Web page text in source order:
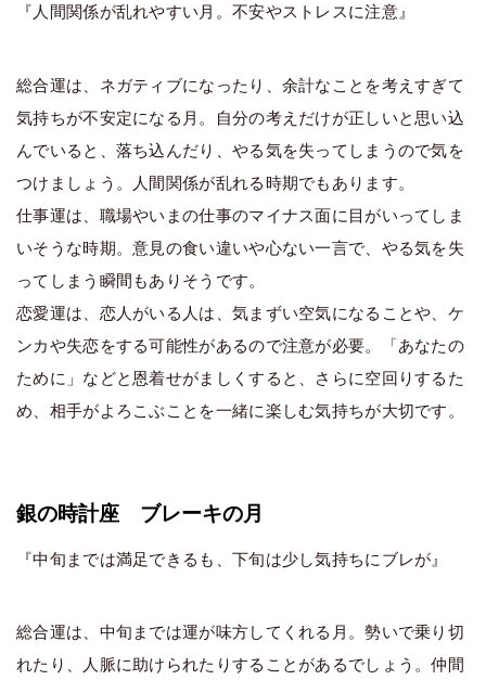
『人間関係が乱れやすい月。不安やストレスに注意』
総合運は、ネガティブになったり、余計なことを考えすぎて
気持ちが不安定になる月。自分の考えだけが正しいと思い込
んでいると、落ち込んだり、やる気を失ってしまうので気を
つけましょう。人間関係が乱れる時期でもあります。
仕事運は、職場やいまの仕事のマイナス面に目がいってしま
いそうな時期。意見の食い違いや心ない一言で、やる気を失
ってしまう瞬間もありそうです。
恋愛運は、恋人がいる人は、気まずい空気になることや、ケ
ンカや失恋をする可能性があるので注意が必要。「あなたの
ために」などと恩着せがましくすると、さらに空回りするた
め、相手がよろこぶことを一緒に楽しむ気持ちが大切です。
銀の時計座 ブレーキの月
『中旬までは満足できるも、下旬は少し気持ちにブレが』
総合運は、中旬までは運が味方してくれる月。勢いで乗り切
れたり、人脈に助けられたりすることがあるでしょう。仲間